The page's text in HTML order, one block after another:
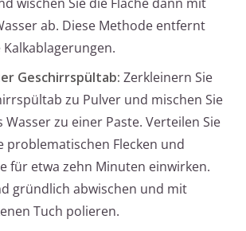
ab. Diese Methode entfernt
Geschirrspültab: Zerkleinern Sie
zu Pulver und mischen Sie
Wasser zu einer Paste. Verteilen Sie
problematischen Flecken und
für etwa zehn Minuten einwirken.
gründlich abwischen und mit
Tuch polieren.